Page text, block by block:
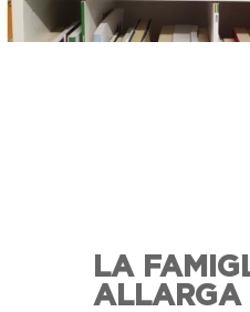
LA
ALLARGA